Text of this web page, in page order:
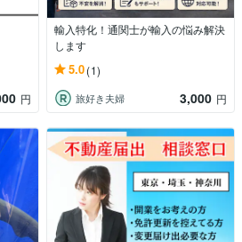
円
輸入特化！通関士が輸入の悩み解決
します
5.0(1)
旅好き夫婦 3,000 円